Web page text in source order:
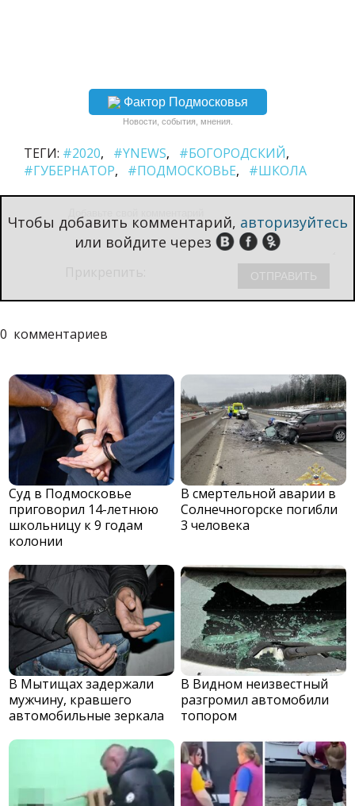
Фактор Подмосковья
Новости, события, мнения.
ТЕГИ: #2020 #YNEWS
#БОГОРОДСКИЙ
#ГУБЕРНАТОР
#ПОДМОСКОВЬЕ #ШКОЛА
Чтобы добавить комментарий, авторизуйтесь
или войдите через
0 комментариев
Суд в Подмосковье
приговорил 14-летнюю
школьницу к 9 годам
колонии
В смертельной аварии в
Солнечногорске погибли
3 человека
В Мытищах задержали
мужчину, кравшего
автомобильные зеркала
В Видном неизвестный
разгромил автомобили
топором